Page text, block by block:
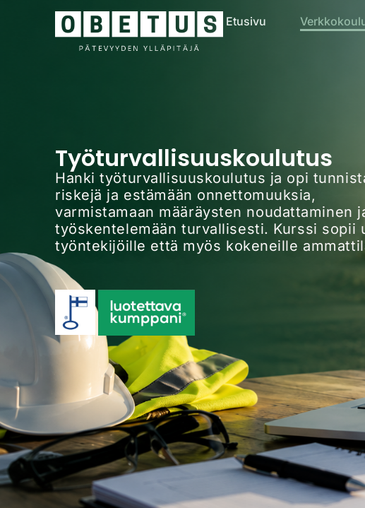
Etusivu
Työturvallisuuskoulutus
Hanki työturvallisuuskoulutus ja opi
riskejä ja estämään onnettomuuksia,
varmistamaan määräysten noudattaminen
työskentelemään turvallisesti. Kurssi sopii
työntekijöille että myös kokeneille